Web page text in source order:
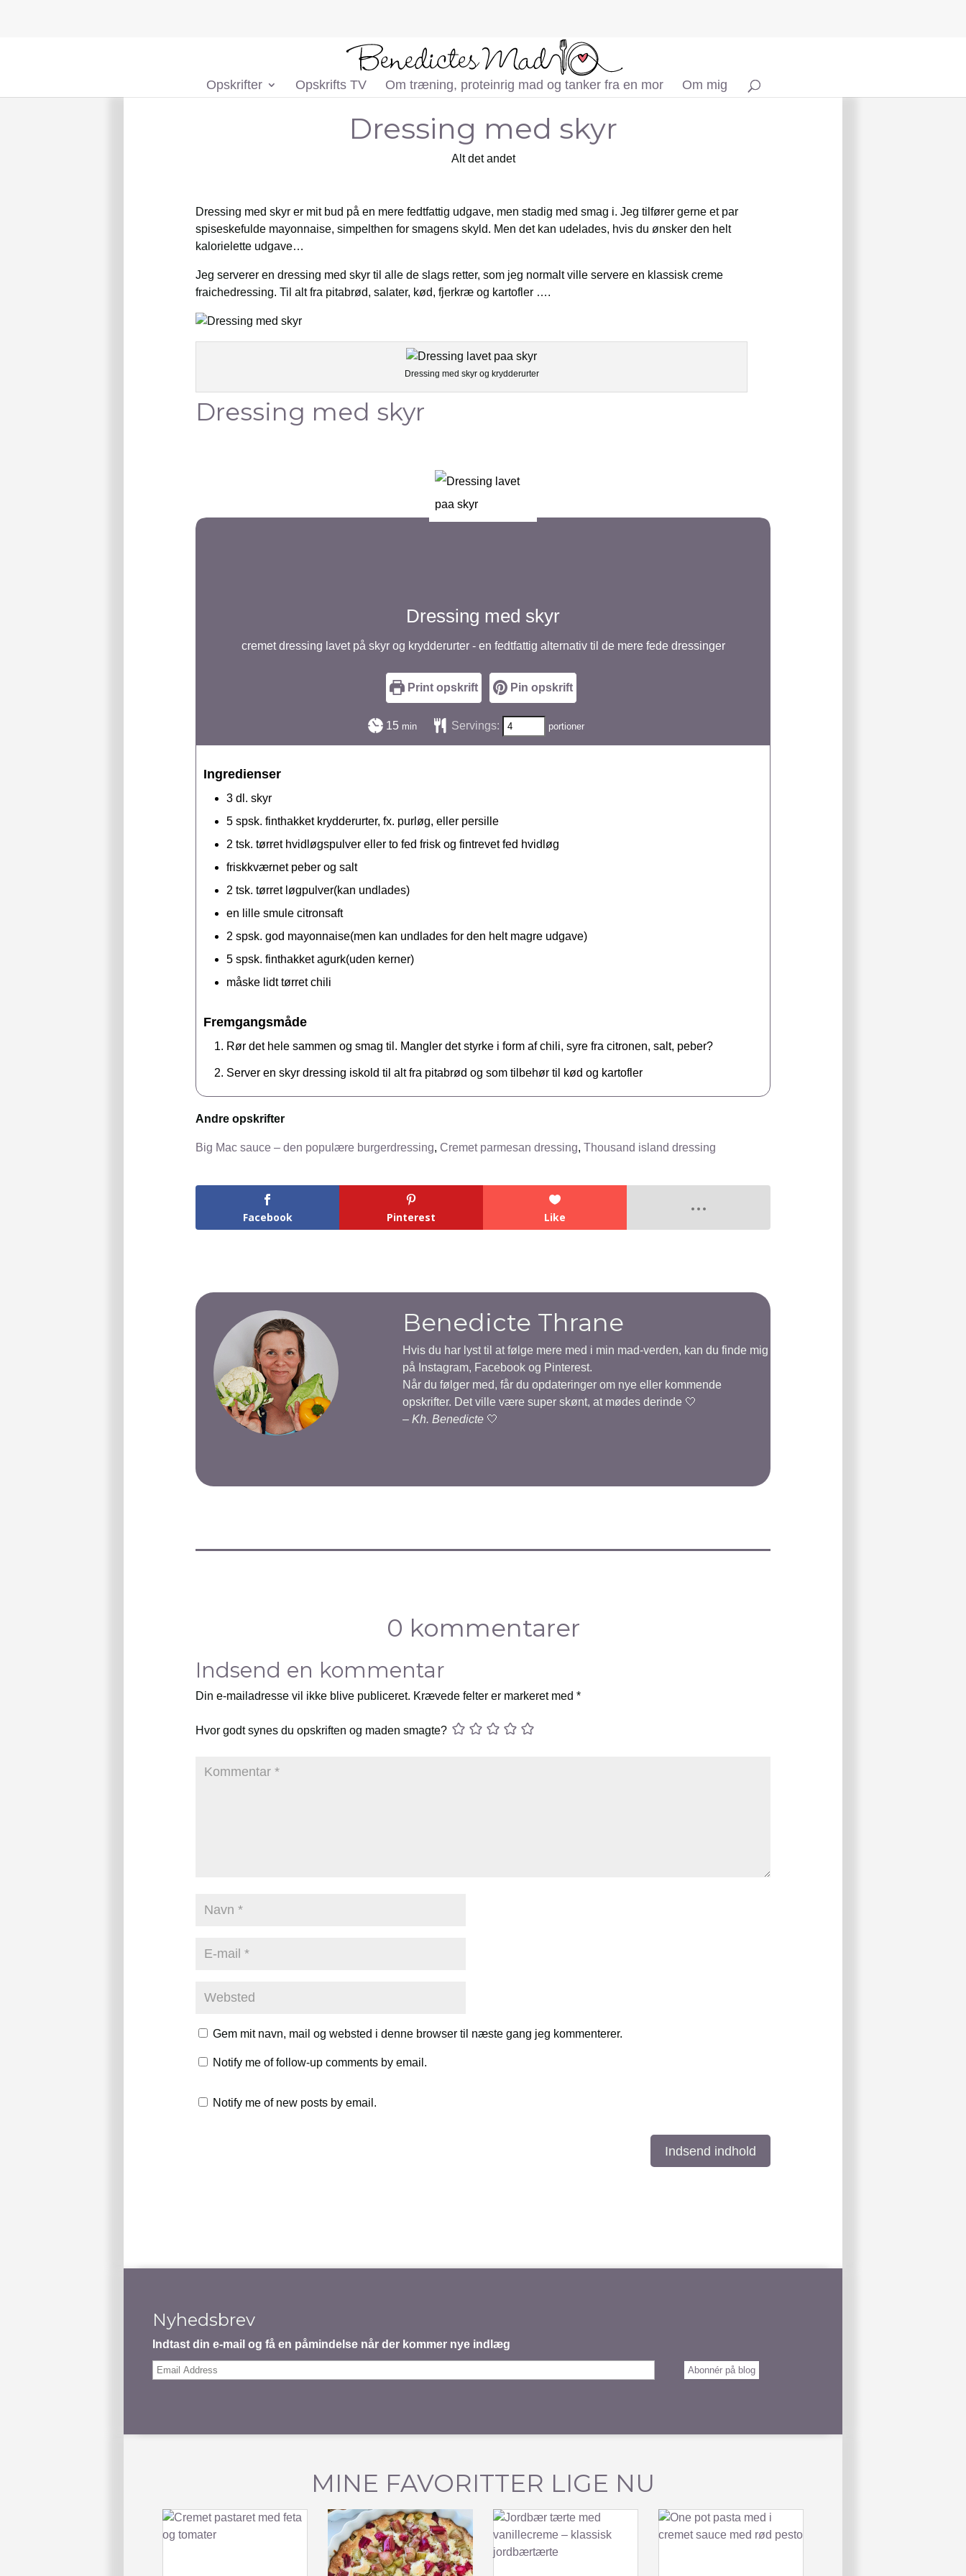
Opskrifter Opskrifts TV Om træning, proteinrig mad og tanker fra en mor Om mig
Dressing med skyr
Alt det andet
Dressing med skyr er mit bud på en mere fedtfattig udgave, men stadig med smag i. Jeg tilfører gerne et par
spiseskefulde mayonnaise, simpelthen for smagens skyld. Men det kan udelades, hvis du ønsker den helt
kalorielette udgave…
Jeg serverer en dressing med skyr til alle de slags retter, som jeg normalt ville servere en klassisk creme
fraichedressing. Til alt fra pitabrød, salater, kød, fjerkræ og kartofler ….
Dressing med skyr og krydderurter
Dressing med skyr
Dressing med skyr
cremet dressing lavet på skyr og krydderurter - en fedtfattig alternativ til de mere fede dressinger
Print opskrift Pin opskrift
15minutter
min Servings: portioner
Ingredienser
3 dl. skyr
5 spsk. finthakket krydderurter, fx. purløg, eller persille
2 tsk. tørret hvidløgspulver eller to fed frisk og fintrevet fed hvidløg
friskkværnet peber og salt
2 tsk. tørret løgpulver(kan undlades)
en lille smule citronsaft
2 spsk. god mayonnaise(men kan undlades for den helt magre udgave)
5 spsk. finthakket agurk(uden kerner)
måske lidt tørret chili
Fremgangsmåde
Rør det hele sammen og smag til. Mangler det styrke i form af chili, syre fra citronen, salt, peber?
Server en skyr dressing iskold til alt fra pitabrød og som tilbehør til kød og kartofler
Andre opskrifter
Big Mac sauce – den populære burgerdressing, Cremet parmesan dressing, Thousand island dressing
Facebook Pinterest Like
Benedicte Thrane
Hvis du har lyst til at følge mere med i min mad-verden, kan du finde mig
på Instagram, Facebook og Pinterest.
Når du følger med, får du opdateringer om nye eller kommende
opskrifter. Det ville være super skønt, at mødes derinde 🤍
– Kh. Benedicte 🤍
0 kommentarer
Indsend en kommentar
Din e-mailadresse vil ikke blive publiceret. Krævede felter er markeret med *
Hvor godt synes du opskriften og maden smagte?
Gem mit navn, mail og websted i denne browser til næste gang jeg kommenterer.
Notify me of follow-up comments by email.
Notify me of new posts by email.
Indsend indhold
Nyhedsbrev
Indtast din e-mail og få en påmindelse når der kommer nye indlæg
Email
Abonnér på blog
MINE FAVORITTER LIGE NU